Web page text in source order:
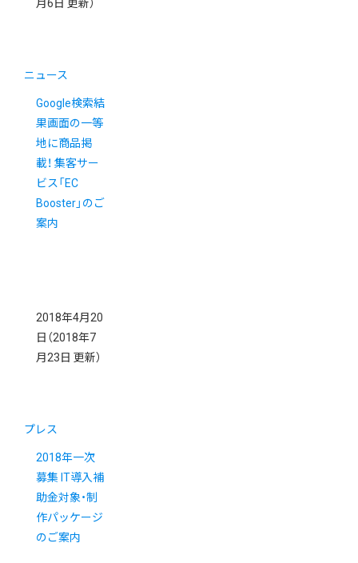
月6日 更新）
ニュース
Google検索結
果画面の一等
地に商品掲
載！ 集客サー
ビス「EC
Booster」のご
案内
2018年4月20
日 （2018年7
月23日 更新）
プレス
2018年一次
募集 IT導入補
助金対象・制
作パッケージ
のご案内